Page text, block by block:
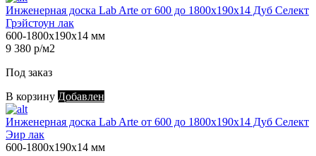
Инженерная доска Lab Arte от 600 до 1800х190х14 Дуб Селект
Грэйстоун лак
600-1800х190х14 мм
9 380 р/м2
Под заказ
В корзину Добавлен
Инженерная доска Lab Arte от 600 до 1800х190х14 Дуб Селект
Эир лак
600-1800х190х14 мм